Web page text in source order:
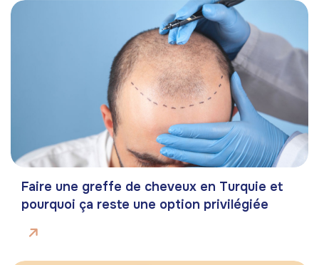
Faire une greffe de cheveux en Turquie et
pourquoi ça reste une option privilégiée